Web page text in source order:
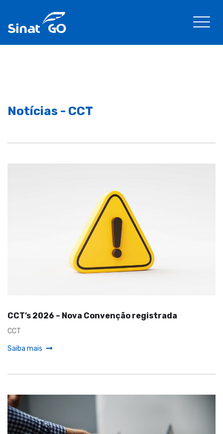
Notícias - CCT
CCT’s 2026 – Nova Convenção registrada
CCT
Saiba mais